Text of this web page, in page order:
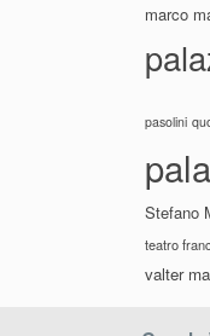
marco
pasolini
Stefano
teatro
valter